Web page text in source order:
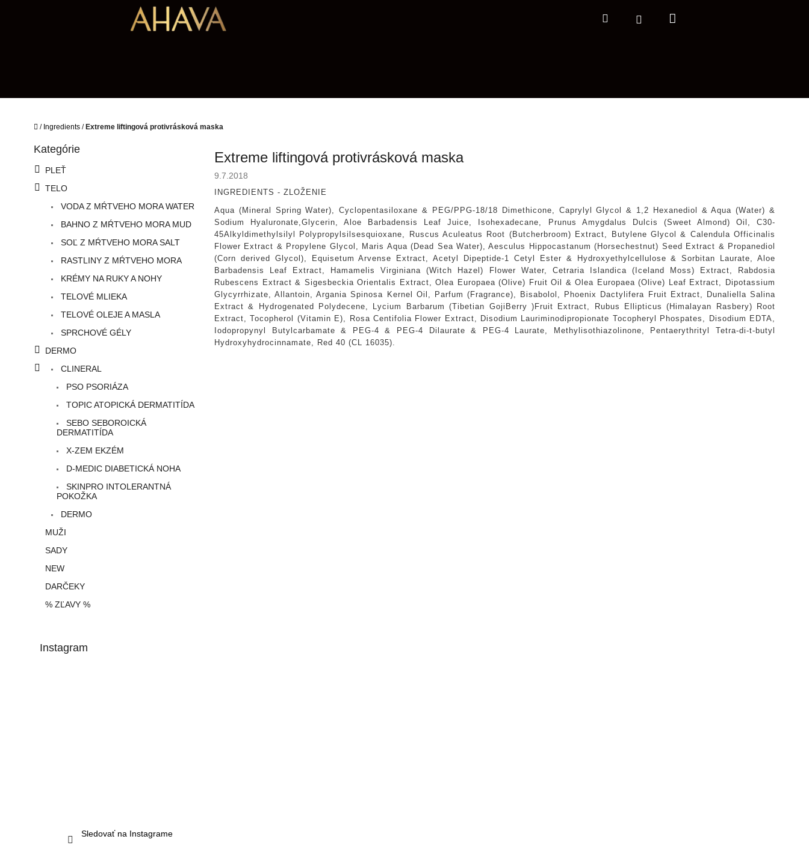
Hľadať Prihlásenie
Domov
/ Ingredients / Extreme liftingová protivrásková maska
Preskočiť
Kategórie
PLEŤ
TELO
VODA Z MŔTVEHO MORA WATER
BAHNO Z MŔTVEHO MORA MUD
SOĽ Z MŔTVEHO MORA SALT
RASTLINY Z MŔTVEHO MORA
KRÉMY NA RUKY A NOHY
TELOVÉ MLIEKA
TELOVÉ OLEJE A MASLA
SPRCHOVÉ GÉLY
DERMO
CLINERAL
PSO PSORIÁZA
TOPIC ATOPICKÁ DERMATITÍDA
SEBO SEBOROICKÁ
DERMATITÍDA
X-ZEM EKZÉM
D-MEDIC DIABETICKÁ NOHA
SKINPRO INTOLERANTNÁ
POKOŽKA
DERMO
MUŽI
SADY
NEW
DARČEKY
% ZĽAVY %
Instagram
Sledovať na Instagrame
Extreme liftingová protivrásková maska
9.7.2018
INGREDIENTS - ZLOŽENIE
Aqua (Mineral Spring Water), Cyclopentasiloxane & PEG/PPG-18/18 Dimethicone, Caprylyl Glycol & 1,2 Hexanediol & Aqua (Water) &
Sodium Hyaluronate,Glycerin, Aloe Barbadensis Leaf Juice, Isohexadecane, Prunus Amygdalus Dulcis (Sweet Almond) Oil, C30-
45Alkyldimethylsilyl Polypropylsilsesquioxane, Ruscus Aculeatus Root (Butcherbroom) Extract, Butylene Glycol & Calendula Officinalis
Flower Extract & Propylene Glycol, Maris Aqua (Dead Sea Water), Aesculus Hippocastanum (Horsechestnut) Seed Extract & Propanediol
(Corn derived Glycol), Equisetum Arvense Extract, Acetyl Dipeptide-1 Cetyl Ester & Hydroxyethylcellulose & Sorbitan Laurate, Aloe
Barbadensis Leaf Extract, Hamamelis Virginiana (Witch Hazel) Flower Water, Cetraria Islandica (Iceland Moss) Extract, Rabdosia
Rubescens Extract & Sigesbeckia Orientalis Extract, Olea Europaea (Olive) Fruit Oil & Olea Europaea (Olive) Leaf Extract, Dipotassium
Glycyrrhizate, Allantoin, Argania Spinosa Kernel Oil, Parfum (Fragrance), Bisabolol, Phoenix Dactylifera Fruit Extract, Dunaliella Salina
Extract & Hydrogenated Polydecene, Lycium Barbarum (Tibetian GojiBerry )Fruit Extract, Rubus Ellipticus (Himalayan Rasbery) Root
Extract, Tocopherol (Vitamin E), Rosa Centifolia Flower Extract, Disodium Lauriminodipropionate Tocopheryl Phospates, Disodium EDTA,
Iodopropynyl Butylcarbamate & PEG-4 & PEG-4 Dilaurate & PEG-4 Laurate, Methylisothiazolinone, Pentaerythrityl Tetra-di-t-butyl
Hydroxyhydrocinnamate, Red 40 (CL 16035).